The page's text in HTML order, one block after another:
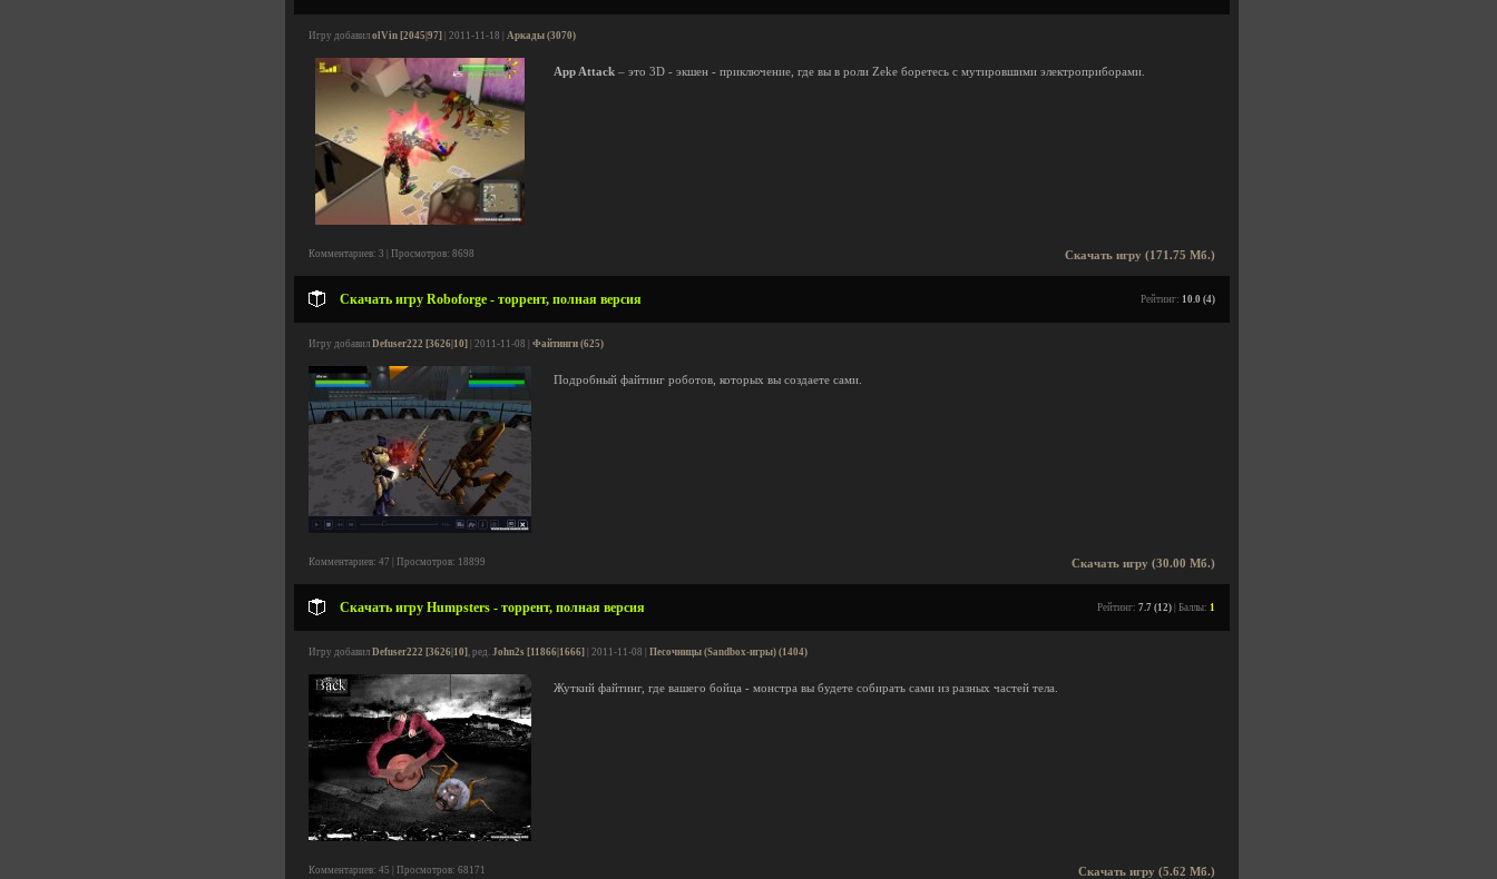
Игру добавил olVin [2045|97] | 2011-11-18 | Аркады (3070)
App Attack – это 3D - экшен - приключение, где вы в роли Zeke боретесь с мутировшими электроприборами.
Скачать игру (171.75 Мб.)
Комментариев: 3 | Просмотров: 8698
Скачать игру Roboforge - торрент, полная версия Рейтинг: 10.0 (4)
Игру добавил Defuser222 [3626|10] | 2011-11-08 | Файтинги (625)
Подробный файтинг роботов, которых вы создаете сами.
Скачать игру (30.00 Мб.)
Комментариев: 47 | Просмотров: 18899
Скачать игру Humpsters - торрент, полная версия Рейтинг: 7.7 (12) | Баллы: 1
Игру добавил Defuser222 [3626|10], ред. John2s [11866|1666] | 2011-11-08 | Песочницы (Sandbox-игры) (1404)
Жуткий файтинг, где вашего бойца - монстра вы будете собирать сами из разных частей тела.
Скачать игру (5.62 Мб.)
Комментариев: 45 | Просмотров: 68171